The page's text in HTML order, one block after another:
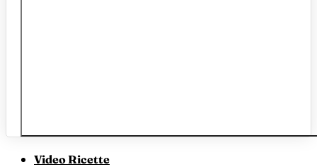
Video Ricette